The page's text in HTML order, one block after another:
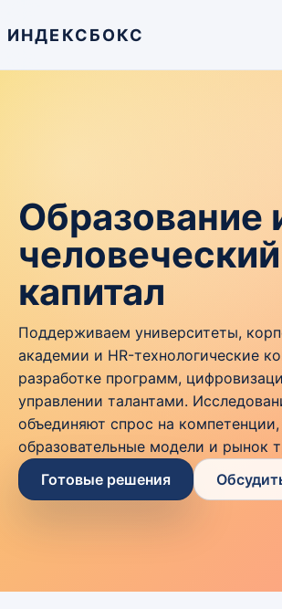
ИНДЕКСБОКС
Образование
человеческий
капитал
Поддерживаем университеты,
академии и HR-технологические
разработке программ,
управлении талантами.
объединяют спрос на компетенции,
образовательные модели и рынок
Готовые решения